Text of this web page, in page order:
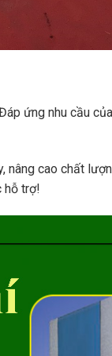
ứng nhu cầu
cao chất
hỗ trợ!